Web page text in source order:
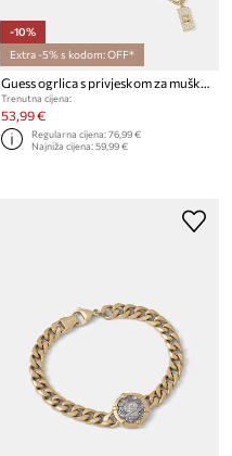
-10%
Extra -5% s kodom: OFF*
Guess ogrlica s privjeskom za muškarce od nehrđajućeg čelika 4G FRONTIERS
Trenutna cijena:
53,99 €
Regularna cijena:76,99 €
Najniža cijena:59,99 €